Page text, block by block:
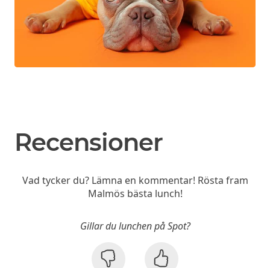
Recensioner
Vad tycker du? Lämna en kommentar! Rösta fram
Malmös bästa lunch!
Gillar du lunchen på Spot?